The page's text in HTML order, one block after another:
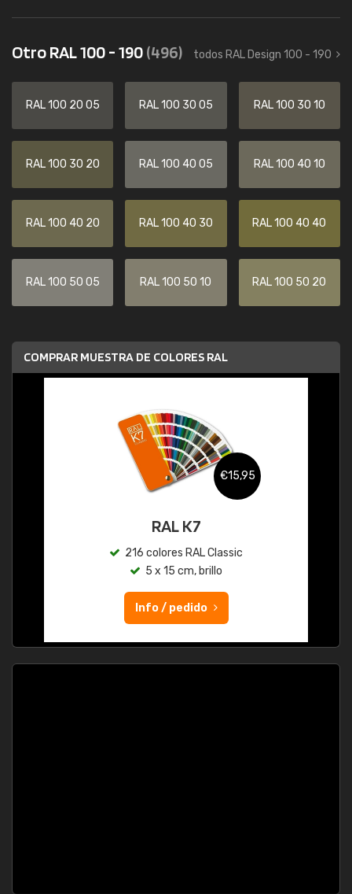
Otro RAL 100 - 190(496) todos RAL Design 100 - 190
RAL 100 20 05 RAL 100 30 05 RAL 100 30 10
RAL 100 30 20 RAL 100 40 05 RAL 100 40 10
RAL 100 40 20 RAL 100 40 30 RAL 100 40 40
RAL 100 50 05 RAL 100 50 10 RAL 100 50 20
COMPRAR MUESTRA DE COLORES RAL
€15,95
RAL K7
216 colores RAL Classic
5 x 15 cm, brillo
Info / pedido